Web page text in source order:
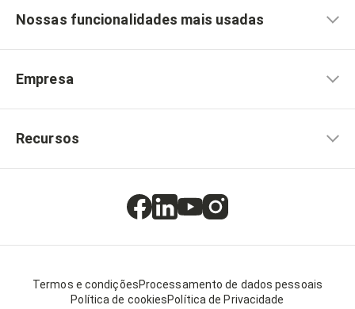
Nossas funcionalidades mais usadas
Empresa
Recursos
Termos e condiçõesProcessamento de dados pessoais
Política de cookiesPolítica de Privacidade